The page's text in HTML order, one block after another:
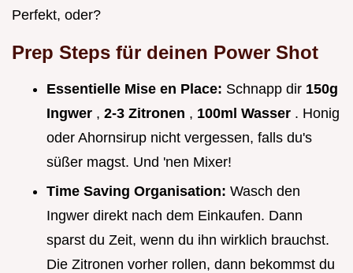
Perfekt, oder?
Prep Steps für deinen Power Shot
Essentielle Mise en Place: Schnapp dir 150g
Ingwer , 2-3 Zitronen , 100ml Wasser . Honig
oder Ahornsirup nicht vergessen, falls du's
süßer magst. Und 'nen Mixer!
Time Saving Organisation: Wasch den
Ingwer direkt nach dem Einkaufen. Dann
sparst du Zeit, wenn du ihn wirklich brauchst.
Die Zitronen vorher rollen, dann bekommst du